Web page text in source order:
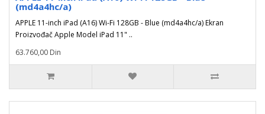
(md4a4hc/a)
APPLE 11-inch iPad (A16) Wi-Fi 128GB - Blue (md4a4hc/a) Ekran
Proizvođač Apple Model iPad 11" ..
63.760,00 Din